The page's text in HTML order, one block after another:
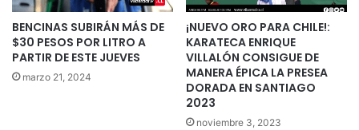
BENCINAS SUBIRÁN MÁS DE
$30 PESOS POR LITRO A
PARTIR DE ESTE JUEVES
marzo 21, 2024
¡NUEVO ORO PARA CHILE!:
KARATECA ENRIQUE
VILLALÓN CONSIGUE DE
MANERA ÉPICA LA PRESEA
DORADA EN SANTIAGO
2023
noviembre 3, 2023